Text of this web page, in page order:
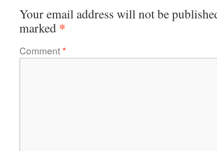
Your email address will not be
marked *
Comment*